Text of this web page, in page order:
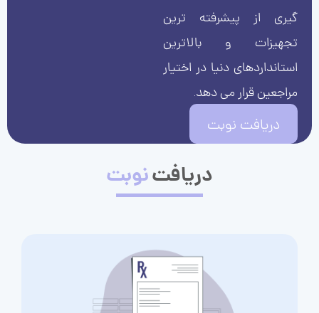
گیری از پیشرفته ترین
تجهیزات و بالاترین
استانداردهای دنیا در اختیار
مراجعین قرار می دهد.
دریافت نوبت
دریافتنوبت